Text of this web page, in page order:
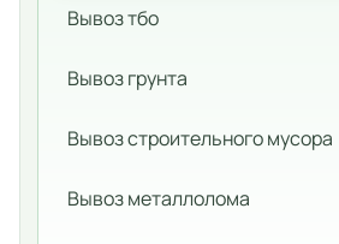
Вывоз тбо
Вывоз грунта
Вывоз строительного мусора
Вывоз металлолома